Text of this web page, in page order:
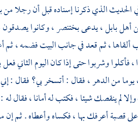
الحديث الذي ذكرنا إسناده قبل أن رجلا من
أهلبابل ،يدعىبختنصر ،وكانوا
، ثم قعد في جانب البيت فضمه ، ثم
وشربوا حتى إذا كان اليوم الثاني
من الدهر ، فقال : أتسخر بي؟ فقال :
لم ينقصك شيئا ، فكتب له أمانا ،
قصبة أعرفك بها ، فكساه وأعطاه . ثم